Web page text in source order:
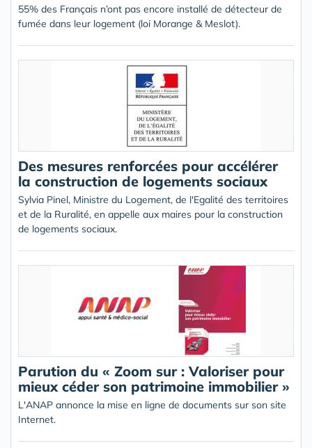
55% des Français n’ont pas encore installé de détecteur de
fumée dans leur logement (loi Morange & Meslot).
Des mesures renforcées pour accélérer
la construction de logements sociaux
Sylvia Pinel, Ministre du Logement, de l'Egalité des territoires
et de la Ruralité, en appelle aux maires pour la construction
de logements sociaux.
Parution du « Zoom sur : Valoriser pour
mieux céder son patrimoine immobilier »
L'ANAP annonce la mise en ligne de documents sur son site
Internet.